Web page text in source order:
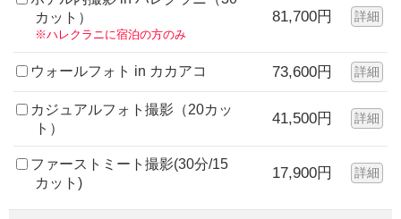
カット）
※ハレクラニに宿泊の方のみ
81,700円 詳細
ウォールフォト in カカアコ 73,600円 詳細
カジュアルフォト撮影（20カッ
ト）
41,500円 詳細
ファーストミート撮影(30分/15
カット)
17,900円 詳細